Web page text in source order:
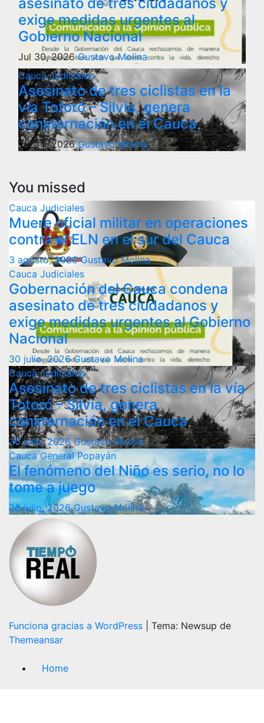
exige medidas urgentes al
Gobierno Nacional
Jul 30, 2026Gustavo Molina
CaucaJudiciales
Asesinato de tres ciclistas en la
vía Totoró – Silvia, genera
consternación en el Cauca
Jul 30, 2026Gustavo Molina
You missed
Cauca Judiciales
Muere oficial militar en operaciones
contra el ELN en el sur del Cauca
3 agosto, 2026Gustavo Molina
Cauca Judiciales
Gobernación del Cauca condena
asesinato de tres ciudadanos y
exige medidas urgentes al Gobierno
Nacional
30 julio, 2026Gustavo Molina
CaucaJudiciales
Asesinato de tres ciclistas en la vía
Totoró – Silvia, genera
consternación en el Cauca
30 julio, 2026Gustavo Molina
CaucaGeneralPopayán
El fenómeno del Niño es serio, no lo
tome a juego
28 julio, 2026Gustavo Molina
Funciona gracias a WordPress
Tema: Newsup de
Themeansar
Home